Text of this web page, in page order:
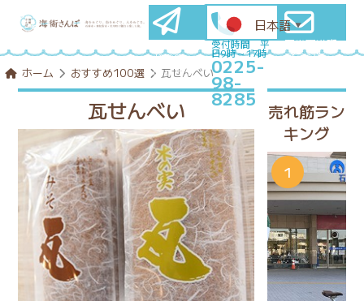
メールマ
ガ登録
はこちら
受付時間 平
日9時～17時
0225-
98-
8285
石巻圏満喫
プランを
ホーム おすすめ100選 瓦せんべい
瓦せんべい
売れ筋ラン
キング
日本語 ▼